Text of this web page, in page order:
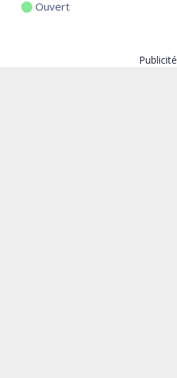
Ouvert
Publicité